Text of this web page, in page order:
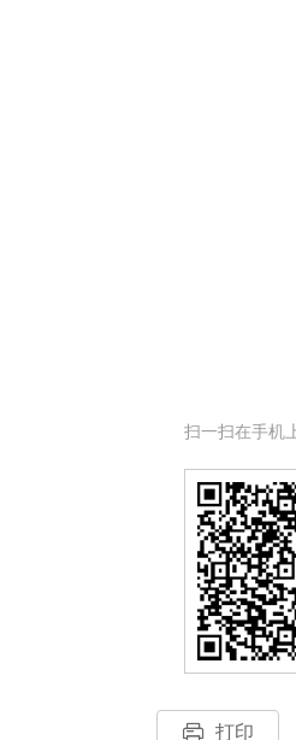
扫一扫在手机
打印